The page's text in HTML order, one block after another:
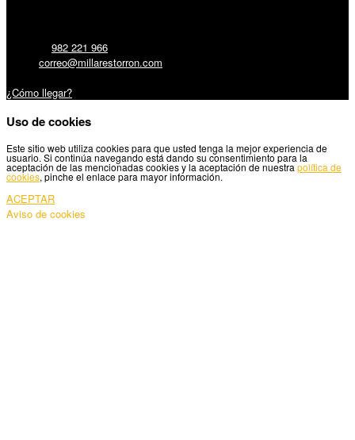
982 221 966
correo@millarestorron.com
¿Cómo llegar?
Uso de cookies
Este sitio web utiliza cookies para que usted tenga la mejor experiencia de
usuario. Si continúa navegando está dando su consentimiento para la
aceptación de las mencionadas cookies y la aceptación de nuestra política de
cookies, pinche el enlace para mayor información.
ACEPTAR
Aviso de cookies